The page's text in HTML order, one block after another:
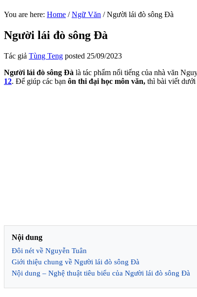
You are here: Home / Ngữ Văn /Người lái đò sông Đà
Người lái đò sông Đà
Tác giả Tùng Teng posted 25/09/2023
Người lái đò sông Đà là tác phẩm nổi tiếng của nhà văn
12. Để giúp các bạn ôn thi đại học môn văn, thì bài viết dưới
Nội dung
Đôi nét về Nguyễn Tuân
Giới thiệu chung về Người lái đò sông Đà
Nội dung – Nghệ thuật tiêu biểu của Người lái đò sông Đà